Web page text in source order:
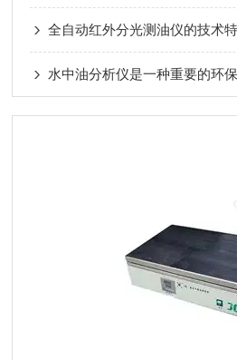
全自动红外分光测油仪的技术
水中油分析仪是一种重要的环